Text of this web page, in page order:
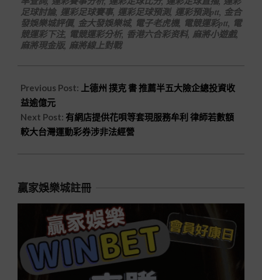
足球討論, 運彩足球賽事, 運彩足球預測, 運彩預測ptt, 金合
發娛樂城評價, 金大發娛樂城, 電子老虎機, 電競運彩ptt, 電
競運彩下注, 電競運彩分析, 香港六合彩资料, 麻將小遊戲,
麻將現金版, 麻將線上對戰
Previous Post:
上德州 撲克 書 推薦半五大險企總投資收
益逾億元
Next Post: 有網店提供花唄等套現服務牟利 律師若數額
較大台灣運動彩券涉非法經營
贏家娛樂城註冊